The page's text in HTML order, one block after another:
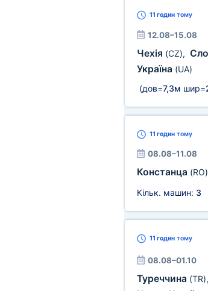
11 годинтому
12.08–15.08
Чехія (CZ),
Україна (UA)
(дов=7,3м шир=
11 годинтому
08.08–11.08
Констанца (RO)
Кільк. машин: 3
11 годинтому
08.08–01.10
Туреччина (TR),